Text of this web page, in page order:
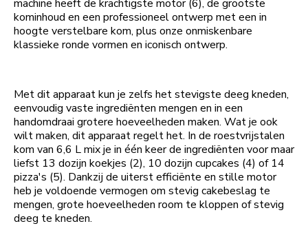
machine heeft de krachtigste motor (6), de grootste
kominhoud en een professioneel ontwerp met een in
hoogte verstelbare kom, plus onze onmiskenbare
klassieke ronde vormen en iconisch ontwerp.
Met dit apparaat kun je zelfs het stevigste deeg kneden,
eenvoudig vaste ingrediënten mengen en in een
handomdraai grotere hoeveelheden maken. Wat je ook
wilt maken, dit apparaat regelt het. In de roestvrijstalen
kom van 6,6 L mix je in één keer de ingrediënten voor maar
liefst 13 dozijn koekjes (2), 10 dozijn cupcakes (4) of 14
pizza's (5). Dankzij de uiterst efficiënte en stille motor
heb je voldoende vermogen om stevig cakebeslag te
mengen, grote hoeveelheden room te kloppen of stevig
deeg te kneden.